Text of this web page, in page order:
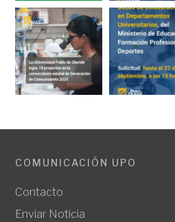
COMUNICACIÓN UPO
Contacto
Enviar Noticia